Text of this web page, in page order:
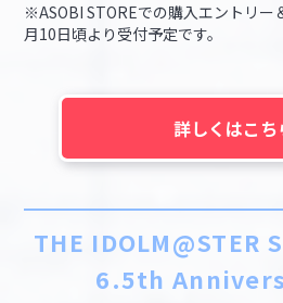
※ASOBI STOREでの購入エントリー
月10日頃より受付予定です。
詳しくはこち
THE IDOLM@STER
6.5th